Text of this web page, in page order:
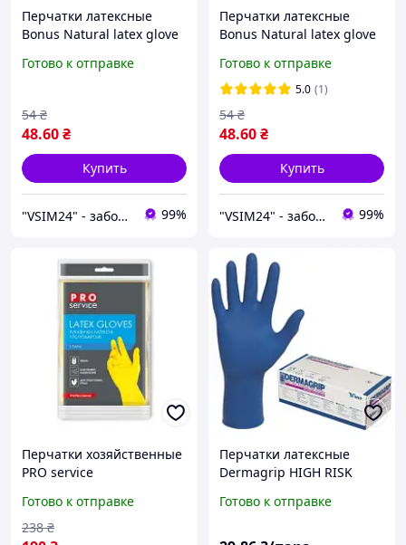
Перчатки латексные
Bonus Natural latex glove
латексные перчатки
Готово к отправке
48.60₴
54 ₴
Купить
"VSIM24" - забота о близких в каждом доме! 99%
Перчатки латексные
Bonus Natural latex glove
латексные перчатки
Готово к отправке
5.0 (1)
48.60₴
54 ₴
Купить
"VSIM24" - забота о близких в каждом доме! 99%
Перчатки хозяйственные
PRO service
Латексные Крепкие 1
пара L 4823071615104
Готово к отправке
238 ₴
Перчатки латексные
Dermagrip HIGH RISK
неприпудренные синие
Готово к отправке